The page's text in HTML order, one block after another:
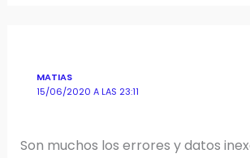
MATIAS
15/06/2020 A LAS 23:11
Son muchos los errores y datos